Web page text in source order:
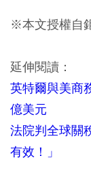
※本文授權自
延伸閱讀：
英特爾與美商
億美元
法院判全球關
有效！」